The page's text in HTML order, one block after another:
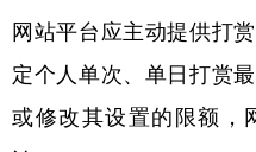
山东 河南
广东 广西
四川 贵州
网站平台应主动提供打
定个人单次、单日打赏
或修改其设置的限额，